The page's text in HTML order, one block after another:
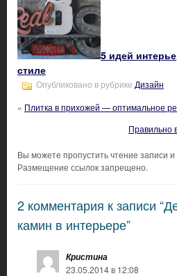
5 идей
стиле
Опубликовано в рубрике Дизайн
« Плитка в прихожей — оптимальное
Правильно
Вы можете пропустить чтение записи
Размещение ссылок запрещено.
2 комментария к записи
камин в интерьере”
Кристина
23.05.2014 в 12:08